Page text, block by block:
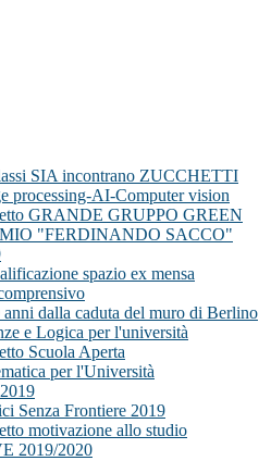
SIA incontrano ZUCCHETTI
processing-AI-Computer vision
GRANDE GRUPPO GREEN
"FERDINANDO SACCO"
spazio ex mensa
anni dalla caduta del muro di Berlino
e Logica per l'università
Scuola Aperta
per l'Università
Senza Frontiere 2019
motivazione allo studio
2019/2020